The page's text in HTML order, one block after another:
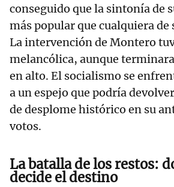
conseguido que la sintonía de
más popular que cualquiera de
La intervención de Montero
melancólica, aunque
en alto. El socialismo se
a un espejo que podría
de desplome histórico en su
votos.
La batalla de los restos:
decide el destino